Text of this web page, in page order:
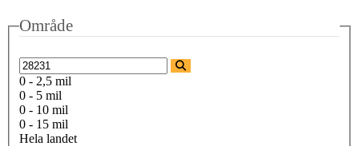
Område
0 - 2,5 mil
0 - 5 mil
0 - 10 mil
0 - 15 mil
Hela landet